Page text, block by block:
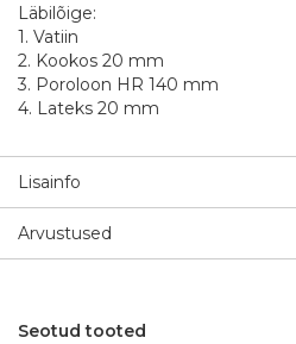
Läbilõige:
1. Vatiin
2. Kookos 20 mm
3. Poroloon HR 140 mm
4. Lateks 20 mm
Lisainfo
Arvustused
Seotud tooted